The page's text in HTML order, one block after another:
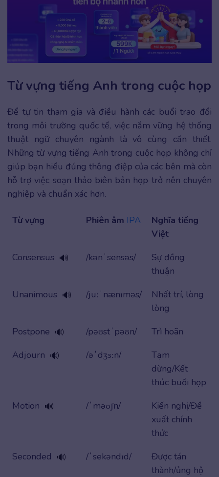
Từ vựng tiếng Anh trong cuộc họp
Để tự tin tham gia và điều hành các buổi trao đổi
trong môi trường quốc tế, việc nắm vững hệ thống
thuật ngữ chuyên ngành là vô cùng cần thiết.
Những từ vựng tiếng Anh trong cuộc họp không chỉ
giúp bạn hiểu đúng thông điệp của các bên mà còn
hỗ trợ việc soạn thảo biên bản họp trở nên chuyên
nghiệp và chuẩn xác hơn.
Từ vựng Phiên âm IPA
Nghĩa tiếng
Việt
Consensus 🔊 /kənˈsensəs/
Sự đồng
thuận
Unanimous 🔊 /juːˈnænɪməs/
Nhất trí, lòng
lòng
Postpone 🔊 /pəʊstˈpəʊn/
Trì hoãn
Adjourn 🔊 /əˈdʒɜːn/
Tạm
dừng/Kết
thúc buổi họp
Motion 🔊 /ˈməʊʃn/
Kiến nghị/Đề
xuất chính
thức
Seconded 🔊 /ˈsekəndɪd/
Được tán
thành/ủng hộ